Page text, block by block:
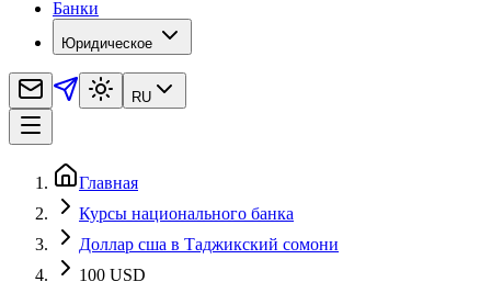
Банки
Юридическое
RU
Главная
Курсы национального банка
Доллар сша в Таджикский сомони
100 USD